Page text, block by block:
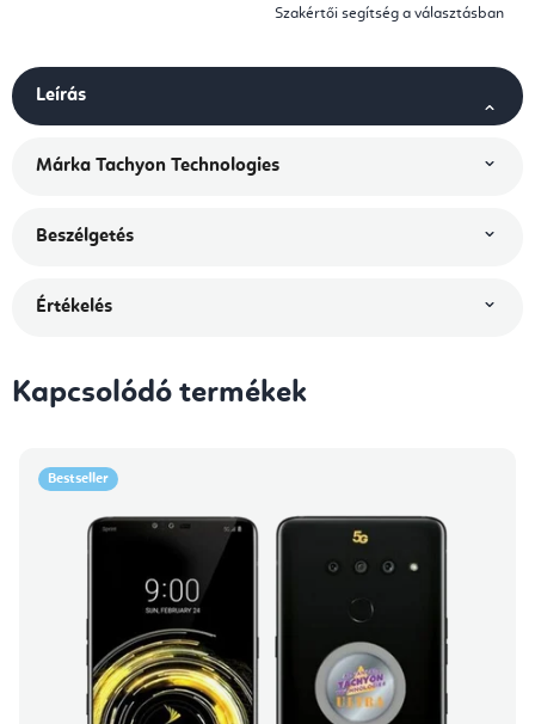
Szakértői segítség a választásban
Leírás
Márka Tachyon Technologies
Beszélgetés
Értékelés
Kapcsolódó termékek
Bestseller